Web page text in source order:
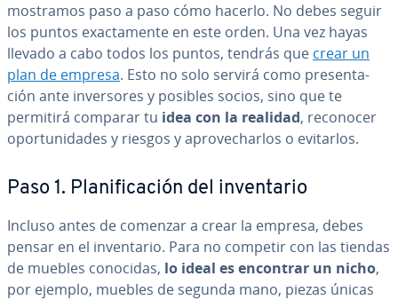
mostramos paso a paso cómo hacerlo. No debes seguir
los puntos exac­ta­me­n­te en este orden. Una vez hayas
llevado a cabo todos los puntos, tendrás que crear un
plan de empresa. Esto no solo servirá como pre­se­n­ta­
ción ante in­ve­r­so­res y posibles socios, sino que te
permitirá comparar tu idea con la realidad, reconocer
opo­r­tu­ni­da­des y riesgos y apro­ve­char­los o evitarlos.
Paso 1. Pla­ni­fi­ca­ción del in­ve­n­ta­rio
Incluso antes de comenzar a crear la empresa, debes
pensar en el in­ve­n­ta­rio. Para no competir con las tiendas
de muebles conocidas, lo ideal es encontrar un nicho,
por ejemplo, muebles de segunda mano, piezas únicas